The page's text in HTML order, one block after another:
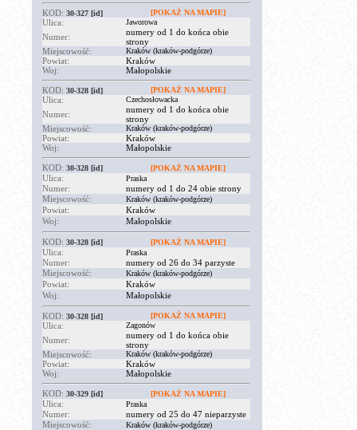
KOD: 30-327 [id] [POKAŻ NA MAPIE]
Ulica: Jaworowa
Numer:
numery od 1 do końca obie
strony
Miejscowość:
Kraków (kraków-podgórze)
Powiat:
Kraków
Woj:
Małopolskie
KOD: 30-328 [id] [POKAŻ NA MAPIE]
Ulica: Czechosłowacka
Numer:
numery od 1 do końca obie
strony
Miejscowość:
Kraków (kraków-podgórze)
Powiat:
Kraków
Woj:
Małopolskie
KOD: 30-328 [id] [POKAŻ NA MAPIE]
Ulica: Praska
Numer:
numery od 1 do 24 obie strony
Miejscowość:
Kraków (kraków-podgórze)
Powiat:
Kraków
Woj:
Małopolskie
KOD: 30-328 [id] [POKAŻ NA MAPIE]
Ulica: Praska
Numer:
numery od 26 do 34 parzyste
Miejscowość:
Kraków (kraków-podgórze)
Powiat:
Kraków
Woj:
Małopolskie
KOD: 30-328 [id] [POKAŻ NA MAPIE]
Ulica: Zagonów
Numer:
numery od 1 do końca obie
strony
Miejscowość:
Kraków (kraków-podgórze)
Powiat:
Kraków
Woj:
Małopolskie
KOD: 30-329 [id] [POKAŻ NA MAPIE]
Ulica: Praska
Numer:
numery od 25 do 47 nieparzyste
Miejscowość:
Kraków (kraków-podgórze)